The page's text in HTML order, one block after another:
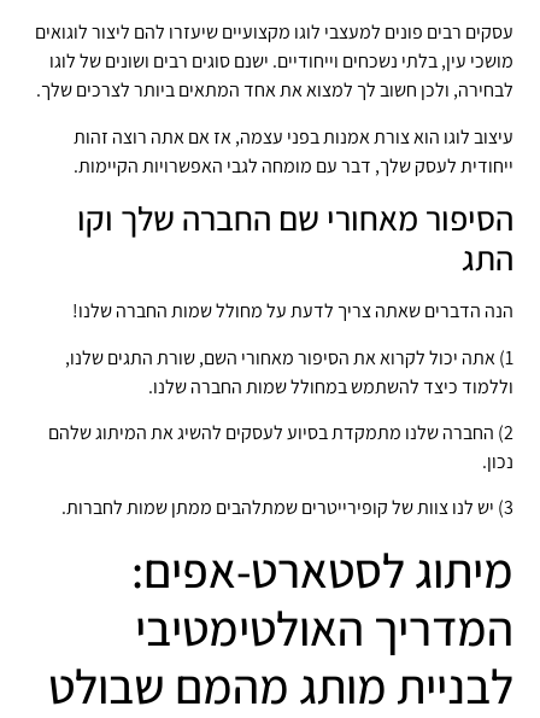
עסקים רבים פונים למעצבי לוגו מקצועיים שיעזרו להם ליצור לוגואים
מושכי עין, בלתי נשכחים וייחודיים. ישנם סוגים רבים ושונים של לוגו
לבחירה, ולכן חשוב לך למצוא את אחד המתאים ביותר לצרכים שלך.
עיצוב לוגו הוא צורת אמנות בפני עצמה, אז אם אתה רוצה זהות
ייחודית לעסק שלך, דבר עם מומחה לגבי האפשרויות הקיימות.
הסיפור מאחורי שם החברה שלך וקו
התג
הנה הדברים שאתה צריך לדעת על מחולל שמות החברה שלנו!
1) אתה יכול לקרוא את הסיפור מאחורי השם, שורת התגים שלנו,
וללמוד כיצד להשתמש במחולל שמות החברה שלנו.
2) החברה שלנו מתמקדת בסיוע לעסקים להשיג את המיתוג שלהם
נכון.
3) יש לנו צוות של קופירייטרים שמתלהבים ממתן שמות לחברות.
מיתוג לסטארט-אפים:
המדריך האולטימטיבי
לבניית מותג מהמם שבולט